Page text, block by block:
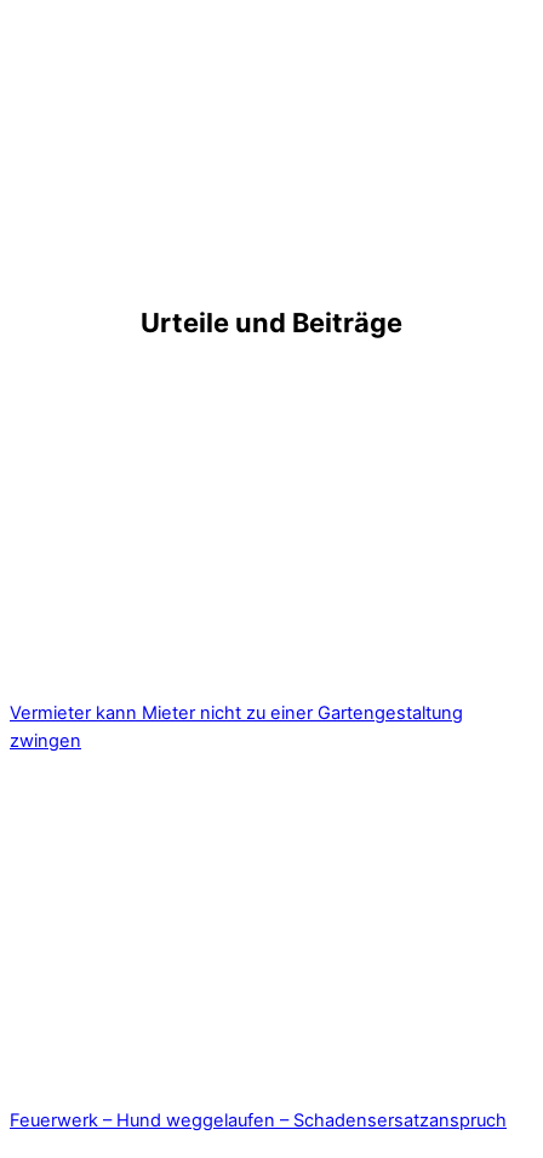
Urteile und Beiträge
Vermieter kann Mieter nicht zu einer Gartengestaltung
zwingen
Feuerwerk – Hund weggelaufen – Schadensersatzanspruch